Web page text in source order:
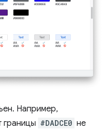
Например,
границы #DADCE0 не